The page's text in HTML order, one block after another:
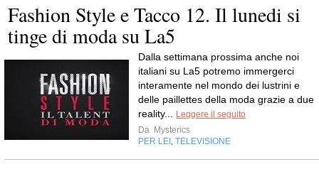
Fashion Style e Tacco 12. Il lunedi si
tinge di moda su La5
Dalla settimana prossima anche noi
italiani su La5 potremo immergerci
interamente nel mondo dei lustrini e
delle paillettes della moda grazie a due
reality...
Leggere il seguito
Da Mysterics
PER LEI
TELEVISIONE